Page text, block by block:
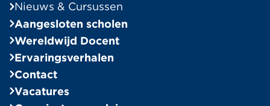
Nieuws & Cursussen
Aangesloten scholen
Wereldwijd Docent
Ervaringsverhalen
Contact
Vacatures